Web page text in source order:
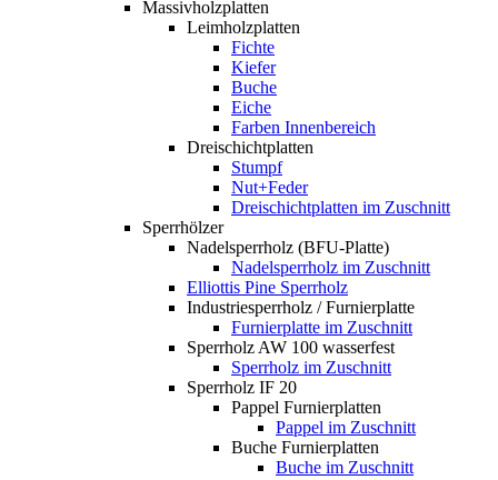
Massivholzplatten
Leimholzplatten
Fichte
Kiefer
Buche
Eiche
Farben Innenbereich
Dreischichtplatten
Stumpf
Nut+Feder
Dreischichtplatten im Zuschnitt
Sperrhölzer
Nadelsperrholz (BFU-Platte)
Nadelsperrholz im Zuschnitt
Elliottis Pine Sperrholz
Industriesperrholz / Furnierplatte
Furnierplatte im Zuschnitt
Sperrholz AW 100 wasserfest
Sperrholz im Zuschnitt
Sperrholz IF 20
Pappel Furnierplatten
Pappel im Zuschnitt
Buche Furnierplatten
Buche im Zuschnitt